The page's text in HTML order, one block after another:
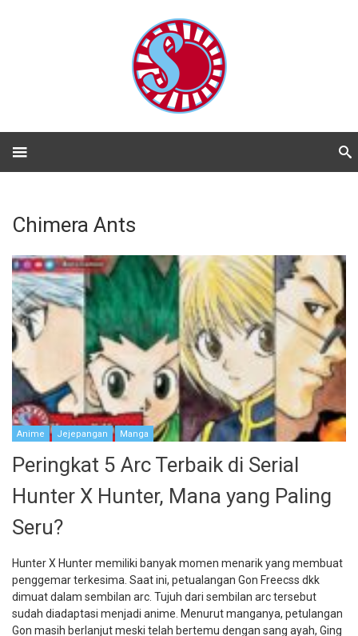
Chimera Ants
Anime Jejepangan Manga
Peringkat 5 Arc Terbaik di Serial
Hunter X Hunter, Mana yang Paling
Seru?
Hunter X Hunter memiliki banyak momen menarik yang membuat
penggemar terkesima. Saat ini, petualangan Gon Freecss dkk
dimuat dalam sembilan arc. Tujuh dari sembilan arc tersebut
sudah diadaptasi menjadi anime. Menurut manganya, petulangan
Gon masih berlanjut meski telah bertemu dengan sang ayah, Ging